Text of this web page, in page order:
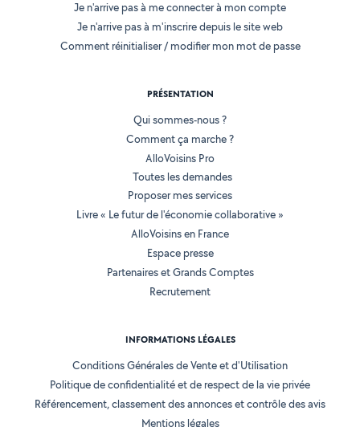
Je n'arrive pas à me connecter à mon compte
Je n'arrive pas à m'inscrire depuis le site web
Comment réinitialiser / modifier mon mot de passe
PRÉSENTATION
Qui sommes-nous ?
Comment ça marche ?
AlloVoisins Pro
Toutes les demandes
Proposer mes services
Livre « Le futur de l'économie collaborative »
AlloVoisins en France
Espace presse
Partenaires et Grands Comptes
Recrutement
INFORMATIONS LÉGALES
Conditions Générales de Vente et d'Utilisation
Politique de confidentialité et de respect de la vie privée
Référencement, classement des annonces et contrôle des avis
Mentions légales